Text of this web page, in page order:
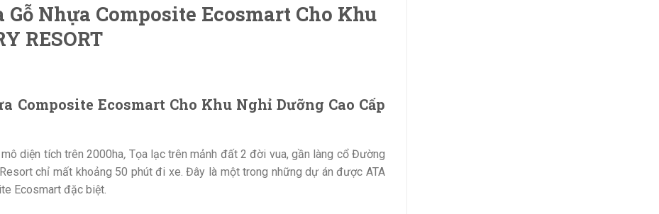
Gỗ Nhựa Composite Ecosmart Cho Khu
RESORT
Composite Ecosmart Cho Khu Nghỉ Dưỡng Cao Cấp
mô diện tích trên 2000ha, Tọa lạc trên mảnh đất 2 đời vua, gần làng cổ Đường
chỉ mất khoảng 50 phút đi xe. Đây là một trong những dự án được ATA
Ecosmart đặc biệt.